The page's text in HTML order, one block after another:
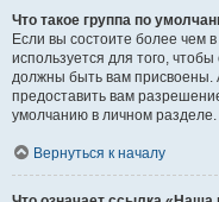
Что такое группа по
Если вы состоите более чем
используется для того,
должны быть вам
предоставить вам
умолчанию в личном разделе.
Вернуться к началу